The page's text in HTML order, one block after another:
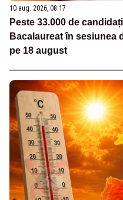
10 aug. 2026, 08:17
Peste 33.000 de
Bacalaureat în sesiunea
pe 18 august